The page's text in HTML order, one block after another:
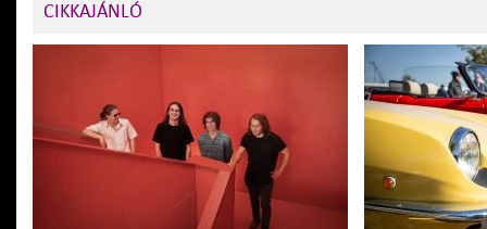
CIKKAJÁNLÓ